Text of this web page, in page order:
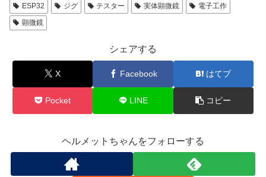
ESP32
ジグ テスター 実体顕微鏡
電子工作
顕微鏡
シェアする
X Facebook はてブ
Pocket LINE コピー
ヘルメットちゃんをフォローする